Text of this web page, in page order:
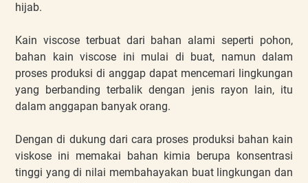
hijab.
Kain viscose terbuat dari bahan alami seperti pohon,
bahan kain viscose ini mulai di buat, namun dalam
proses produksi di anggap dapat mencemari lingkungan
yang berbanding terbalik dengan jenis rayon lain, itu
dalam anggapan banyak orang.
Dengan di dukung dari cara proses produksi bahan kain
viskose ini memakai bahan kimia berupa konsentrasi
tinggi yang di nilai membahayakan buat lingkungan dan